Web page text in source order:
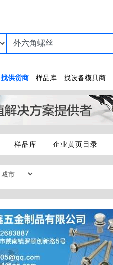
找供货商 样品库 找设备模具商
样品库 企业黄页目录